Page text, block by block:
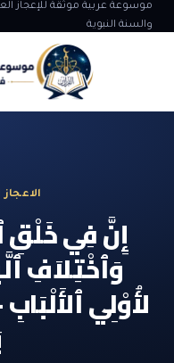
موسوعة عربية موثقة للإعجاز
والسنة النبوية
الاعجاز الغيبي في
الاعجاز في علوم
الاعجاز العلمي في
الاعجاز البياني و
آيات الله
آيات الله في جسم
آيات الله في خلق الحيوان
آيات الله في خلق الكون
المقالات
ابداعات اسلامية
شبهات وردود
إِنَّ فِي
وَٱخْتِلاَفِ
لأُوْلِي